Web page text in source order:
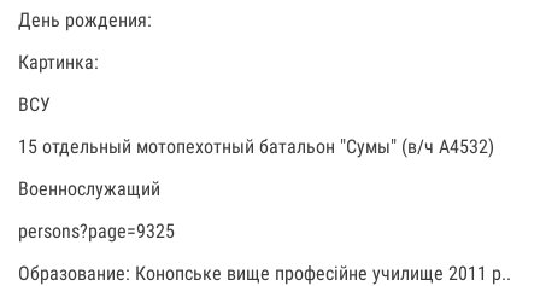
День рождения:
Картинка:
ВСУ
15 отдельный мотопехотный батальон "Сумы" (в/ч А4532)
Военнослужащий
persons?page=9325
Образование: Конопське вище професійне училище 2011 р..